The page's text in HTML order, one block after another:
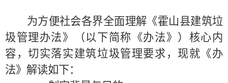
为方便社会各界全面理解《霍山县建筑垃
圾管理办法》（以下简称《办法》）核心内
容，切实落实建筑垃圾管理要求，现就《办
法》解读如下：